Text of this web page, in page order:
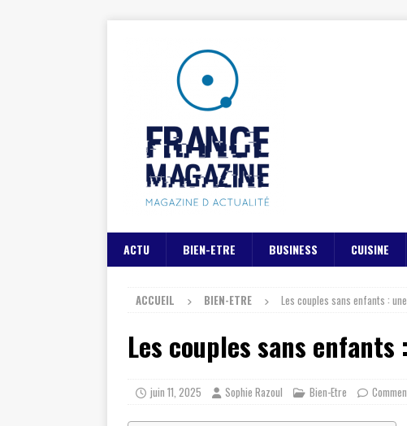
ACTU BIEN-ETRE BUSINESS CUISINE
ACCUEIL BIEN-ETRE Les couples sans enfants :
Les couples sans
juin 11, 2025 Sophie Razoul Bien-Etre